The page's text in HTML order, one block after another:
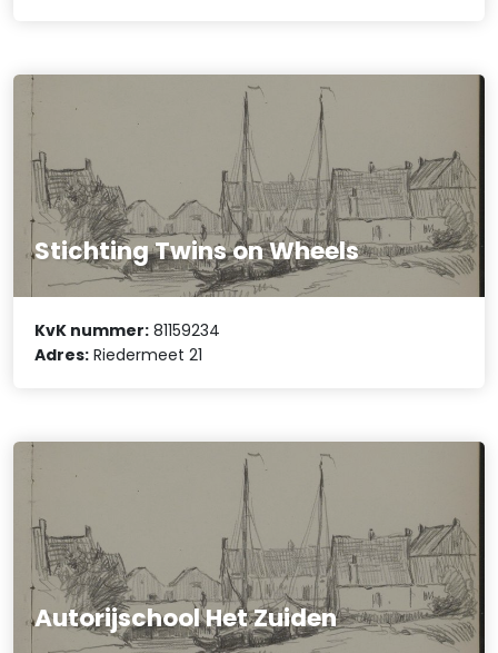
Stichting Twins on Wheels
KvK nummer: 81159234
Adres: Riedermeet 21
Autorijschool Het Zuiden